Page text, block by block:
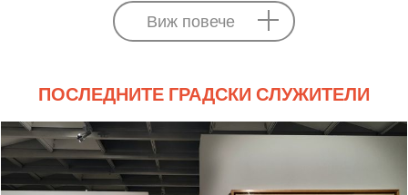
Виж повече
ПОСЛЕДНИТЕ ГРАДСКИ СЛУЖИТЕЛИ